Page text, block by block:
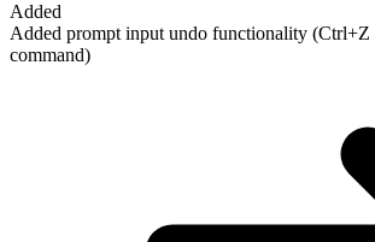
Added
Added prompt input undo functionality (Ctrl+Z
command)